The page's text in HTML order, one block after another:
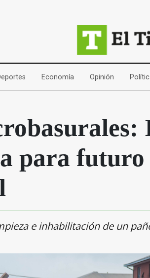
(current)Economía (current)Opinión (current)
para
e inhabilitación de un